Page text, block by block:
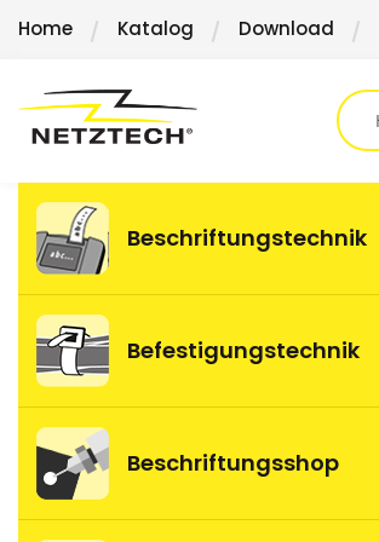
Direkt
Home Katalog Download
Beschriftungstechnik
Befestigungstechnik
Beschriftungsshop